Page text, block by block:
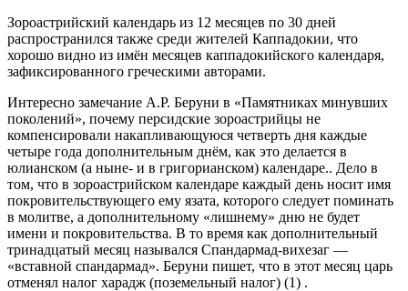
Зороастрийский календарь из 12 месяцев по 30 дней
распространился также среди жителей Каппадокии, что
хорошо видно из имён месяцев каппадокийского календаря,
зафиксированного греческими авторами.
Интересно замечание А.Р. Беруни в «Памятниках минувших
поколений», почему персидские зороастрийцы не
компенсировали накапливающуюся четверть дня каждые
четыре года дополнительным днём, как это делается в
юлианском (а ныне- и в григорианском) календаре.. Дело в
том, что в зороастрийском календаре каждый день носит имя
покровительствующего ему язата, которого следует поминать
в молитве, а дополнительному «лишнему» дню не будет
имени и покровительства. В то время как дополнительный
тринадцатый месяц назывался Спандармад-вихезаг —
«вставной спандармад». Беруни пишет, что в этот месяц царь
отменял налог харадж (поземельный налог) (1) .